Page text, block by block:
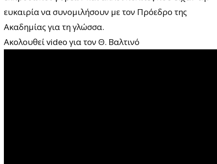
ευκαιρία να συνομιλήσουν με τον Πρόεδρο της
Ακαδημίας για τη γλώσσα.
Ακολουθεί video για τον Θ. Βαλτινό